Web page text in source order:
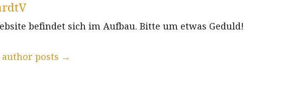
befindet sich im Aufbau. Bitte um etwas Geduld!
posts →